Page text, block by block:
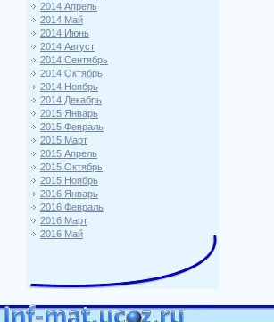
2014 Апрель
2014 Май
2014 Июнь
2014 Август
2014 Сентябрь
2014 Октябрь
2014 Ноябрь
2014 Декабрь
2015 Январь
2015 Февраль
2015 Март
2015 Апрель
2015 Октябрь
2015 Ноябрь
2016 Январь
2016 Февраль
2016 Март
2016 Май